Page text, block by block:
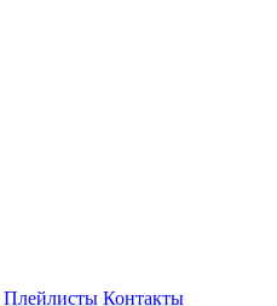
Плейлисты Контакты